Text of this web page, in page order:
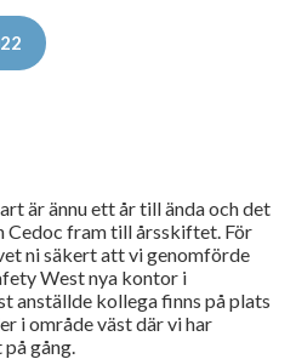
är ännu ett år till ända och det
Cedoc fram till årsskiftet. För
ni säkert att vi genomförde
West nya kontor i
anställde kollega finns på plats
i område väst där vi har
gång.